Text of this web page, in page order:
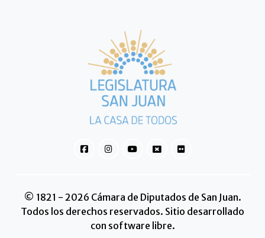
© 1821 - 2026 Cámara de Diputados de San Juan.
Todos los derechos reservados. Sitio desarrollado
con software libre.